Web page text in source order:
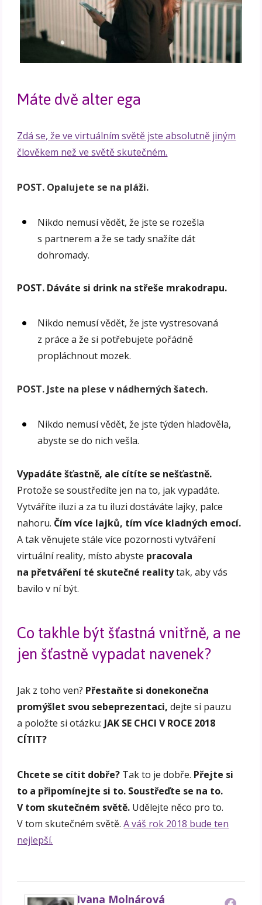
Máte dvě alter ega
Zdá se, že ve virtuálním světě jste absolutně jiným
člověkem než ve světě skutečném.
POST. Opalujete se na pláži.
Nikdo nemusí vědět, že jste se rozešla
s partnerem a že se tady snažíte dát
dohromady.
POST. Dáváte si drink na střeše mrakodrapu.
Nikdo nemusí vědět, že jste vystresovaná
z práce a že si potřebujete pořádně
propláchnout mozek.
POST. Jste na plese v nádherných šatech.
Nikdo nemusí vědět, že jste týden hladověla,
abyste se do nich vešla.
Vypadáte šťastně, ale cítíte se nešťastně.
Protože se soustředíte jen na to, jak vypadáte.
Vytváříte iluzi a za tu iluzi dostáváte lajky, palce
nahoru. Čím více lajků, tím více kladných emocí.
A tak věnujete stále více pozornosti vytváření
virtuální reality, místo abyste pracovala
na přetváření té skutečné realitytak, aby vás
bavilo v ní být.
Co takhle být šťastná vnitřně, a ne
jen šťastně vypadat navenek?
Jak z toho ven? Přestaňte si donekonečna
promýšlet svou sebeprezentaci, dejte si pauzu
a položte si otázku: JAK SE CHCI V ROCE 2018
CÍTIT?
Chcete se cítit dobře? Tak to je dobře. Přejte si
to a připomínejte si to. Soustřeďte se na to.
V tom skutečném světě. Udělejte něco pro to.
V tom skutečném světě.A váš rok 2018 bude ten
nejlepší.
Ivana Molnárová